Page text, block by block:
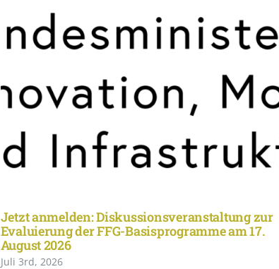
Jetzt anmelden: Diskussionsveranstaltung zur
Evaluierung der FFG-Basisprogramme am 17.
August 2026
Juli 3rd, 2026